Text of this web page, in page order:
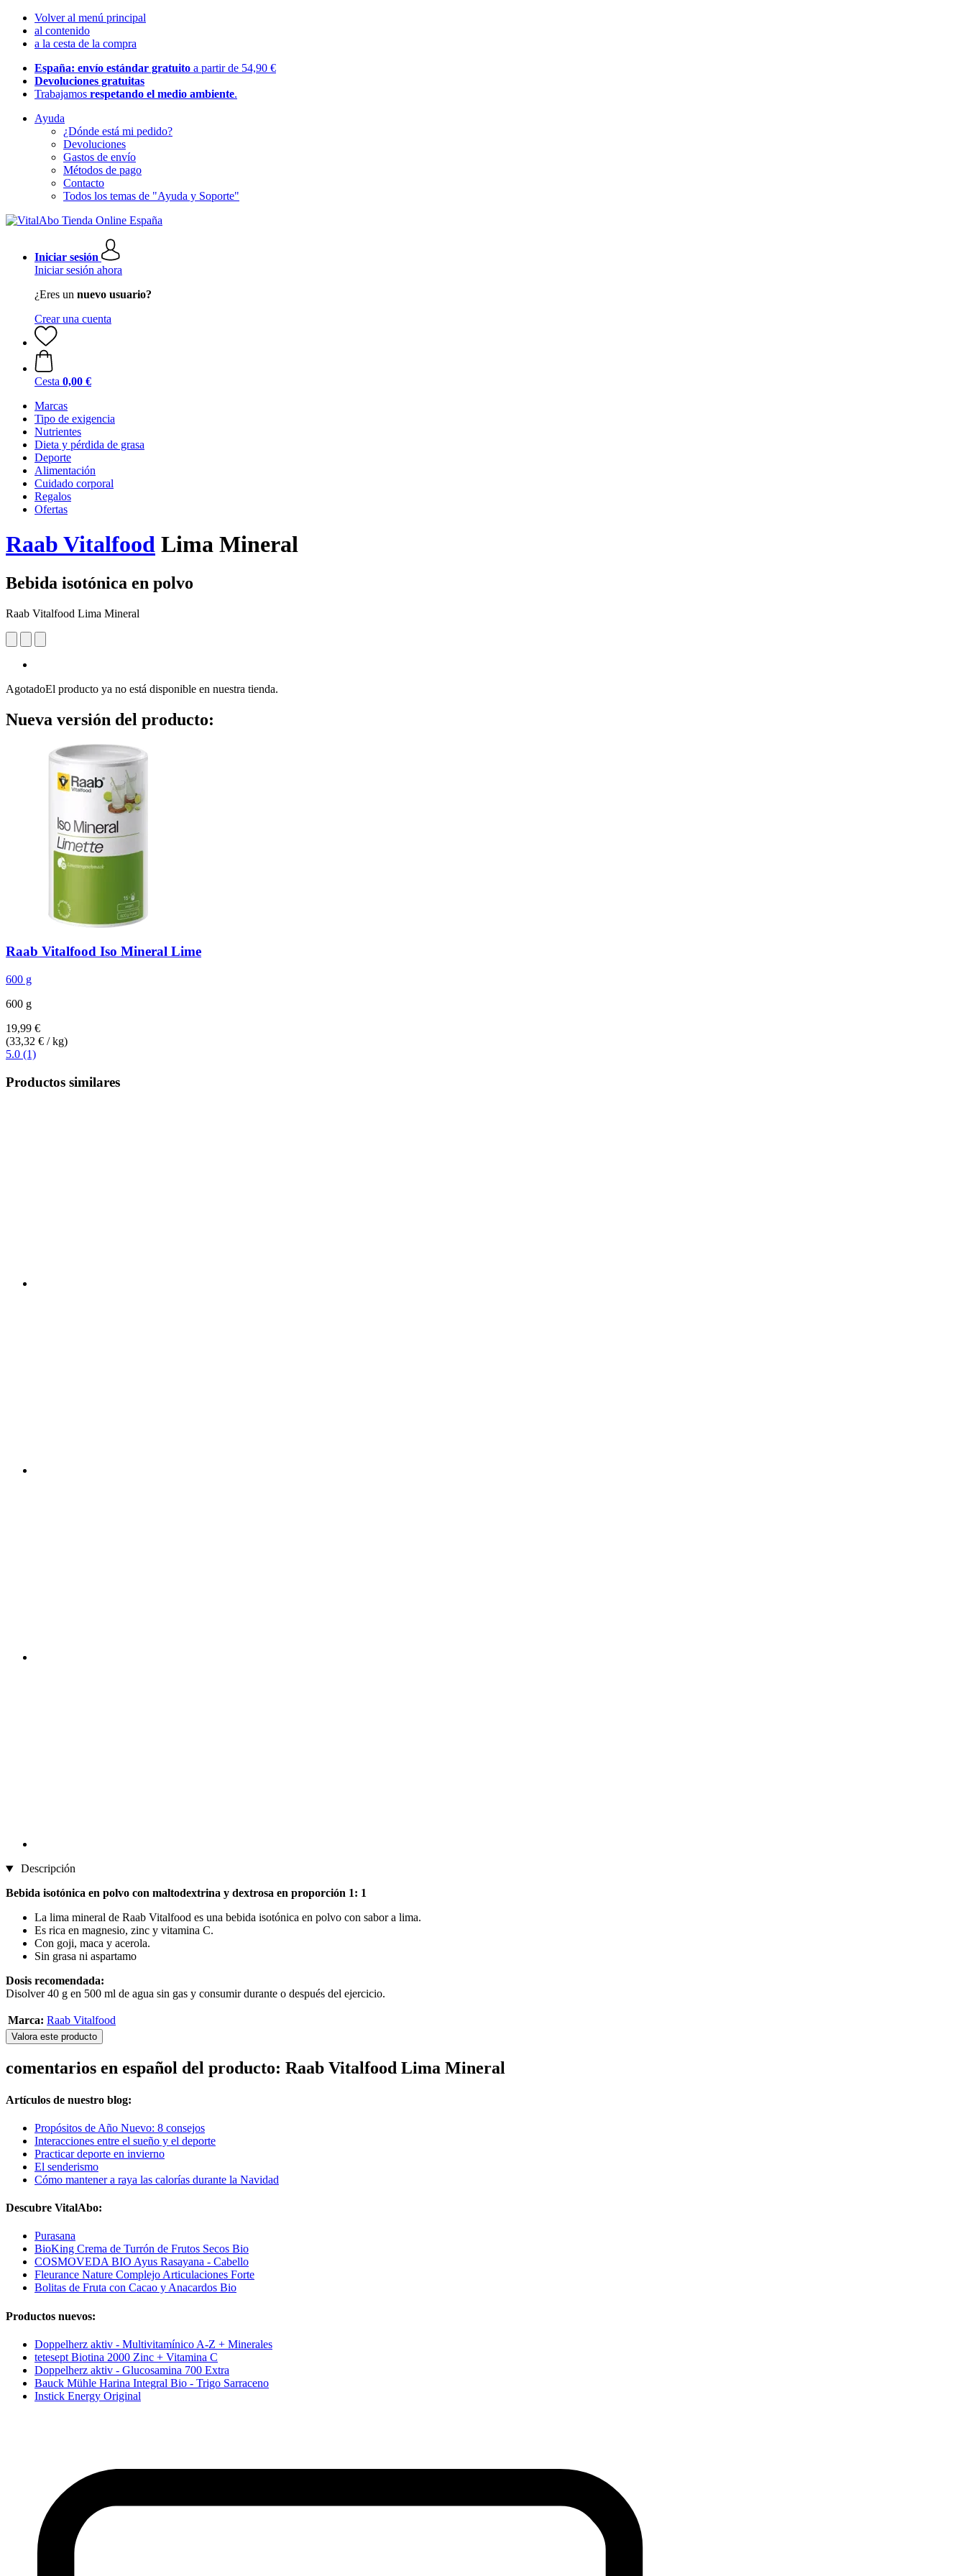
Volver al menú principal
al contenido
a la cesta de la compra
España: envío estándar gratuito a partir de 54,90 €
Devoluciones gratuitas
Trabajamos respetando el medio ambiente.
Ayuda
¿Dónde está mi pedido?
Devoluciones
Gastos de envío
Métodos de pago
Contacto
Todos los temas de "Ayuda y Soporte"
Iniciar sesión
Iniciar sesión ahora
¿Eres un nuevo usuario?
Crear una cuenta
Cesta 0,00 €
Marcas
Tipo de exigencia
Nutrientes
Dieta y pérdida de grasa
Deporte
Alimentación
Cuidado corporal
Regalos
Ofertas
Raab Vitalfood Lima Mineral
Bebida isotónica en polvo
Raab Vitalfood Lima Mineral
AgotadoEl producto ya no está disponible en nuestra tienda.
Nueva versión del producto:
Raab Vitalfood Iso Mineral Lime
600 g
600 g
19,99 €
(33,32 € / kg)
5.0 (1)
Productos similares
Descripción
Bebida isotónica en polvo con maltodextrina y dextrosa en proporción 1: 1
La lima mineral de Raab Vitalfood es una bebida isotónica en polvo con sabor a lima.
Es rica en magnesio, zinc y vitamina C.
Con goji, maca y acerola.
Sin grasa ni aspartamo
Dosis recomendada:
Disolver 40 g en 500 ml de agua sin gas y consumir durante o después del ejercicio.
Marca: Raab Vitalfood
Valora este producto
comentarios en español del producto: Raab Vitalfood Lima Mineral
Artículos de nuestro blog:
Propósitos de Año Nuevo: 8 consejos
Interacciones entre el sueño y el deporte
Practicar deporte en invierno
El senderismo
Cómo mantener a raya las calorías durante la Navidad
Descubre VitalAbo:
Purasana
BioKing Crema de Turrón de Frutos Secos Bio
COSMOVEDA BIO Ayus Rasayana - Cabello
Fleurance Nature Complejo Articulaciones Forte
Bolitas de Fruta con Cacao y Anacardos Bio
Productos nuevos:
Doppelherz aktiv - Multivitamínico A-Z + Minerales
tetesept Biotina 2000 Zinc + Vitamina C
Doppelherz aktiv - Glucosamina 700 Extra
Bauck Mühle Harina Integral Bio - Trigo Sarraceno
Instick Energy Original